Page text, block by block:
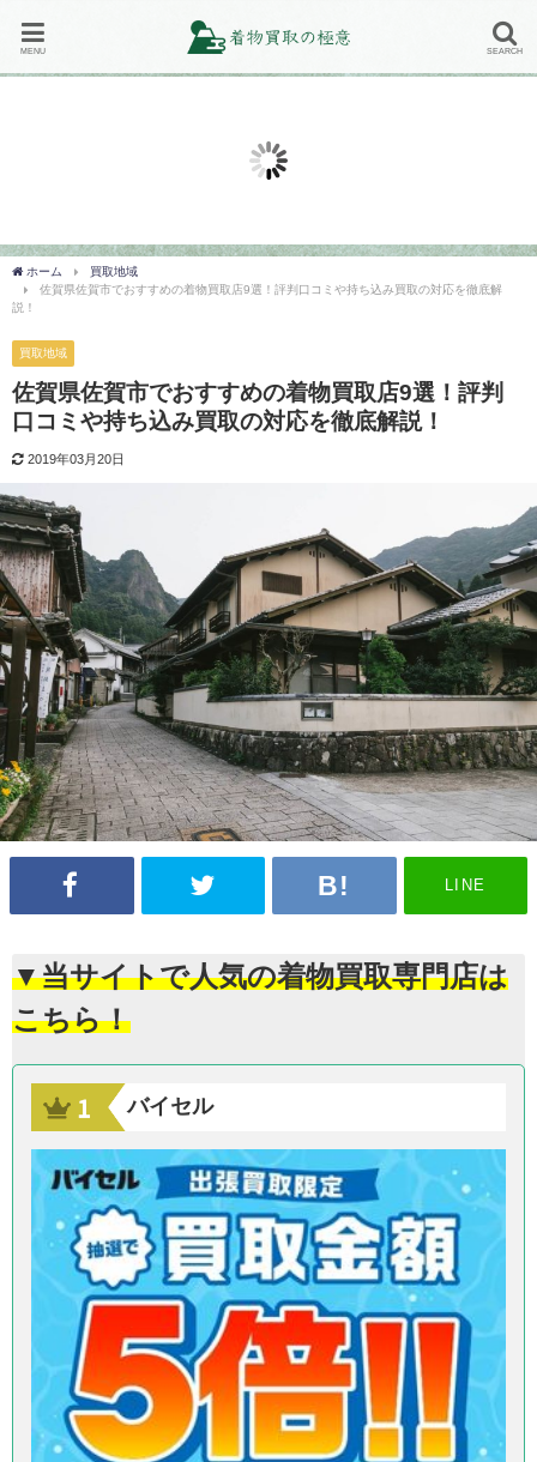
MENU SEARCH
2018年12月12日
ホーム
買取地域
佐賀県佐賀市でおすすめの着物買取店9選！評判口コミや持ち込み買取の対応を徹底解
説！
買取地域
佐賀県佐賀市でおすすめの着物買取店9選！評判
口コミや持ち込み買取の対応を徹底解説！
2019年03月20日
LINE
▼当サイトで人気の着物買取専門店は
こちら！
バイセル